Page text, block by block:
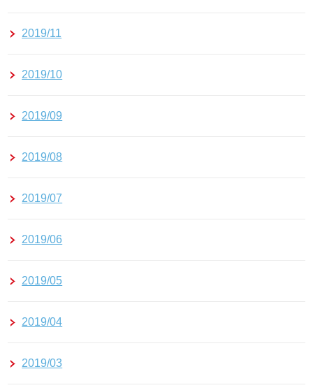
2019/11
2019/10
2019/09
2019/08
2019/07
2019/06
2019/05
2019/04
2019/03